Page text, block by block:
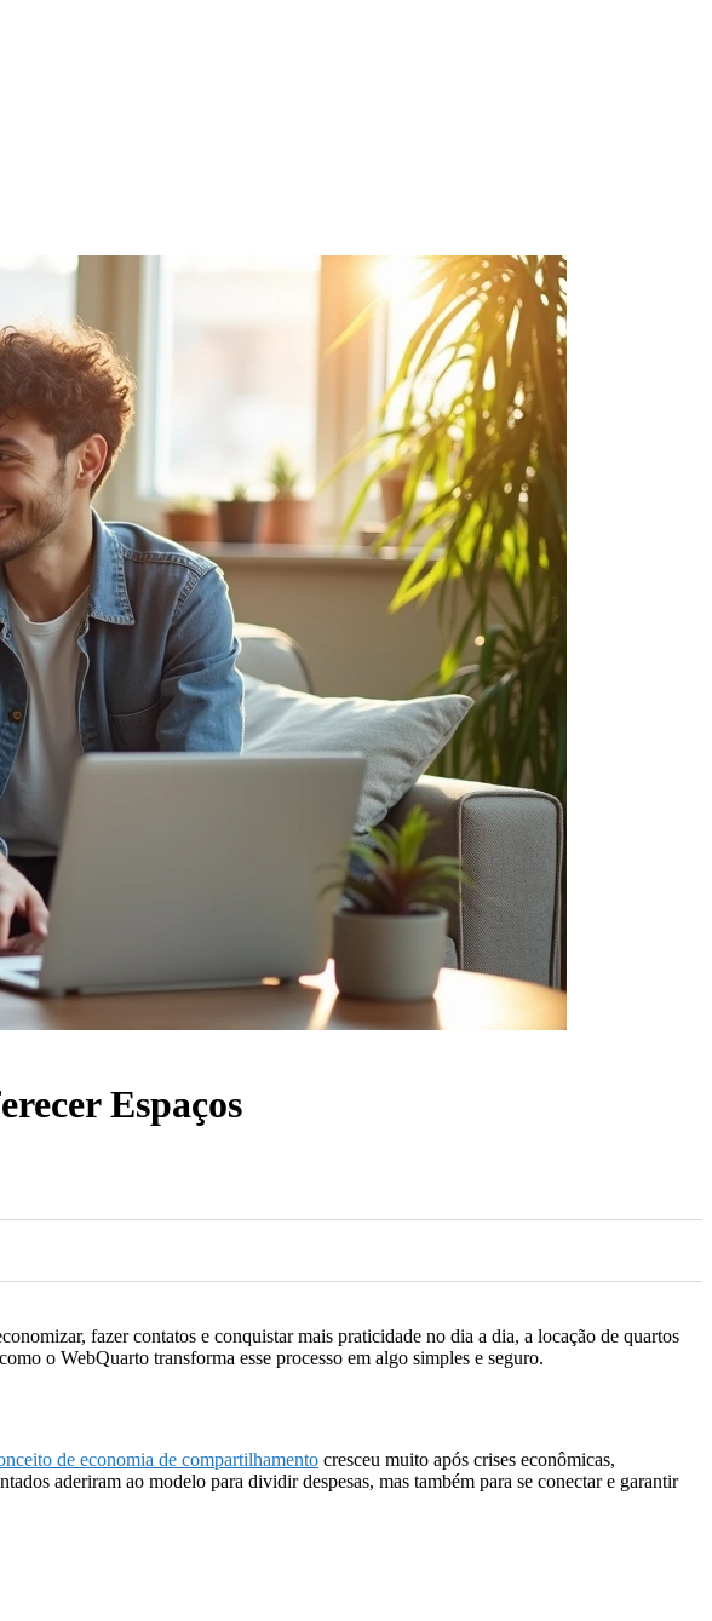
Espaços
fazer contatos e conquistar mais praticidade no dia a dia, a locação de quartos
o WebQuarto transforma esse processo em algo simples e seguro.
de economia de compartilhamento cresceu muito após crises econômicas,
aderiram ao modelo para dividir despesas, mas também para se conectar e garantir